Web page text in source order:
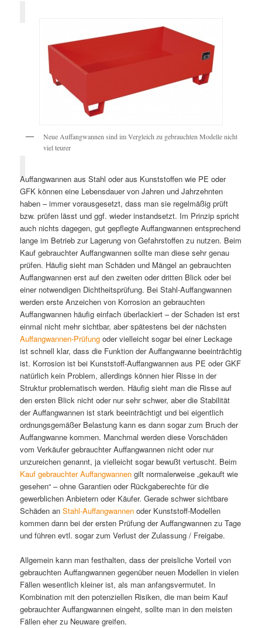
Neue Auffangwannen sind im Vergleich zu gebrauchten Modelle nicht
viel teurer
Auffangwannen aus Stahl oder aus Kunststoffen wie PE oder
GFK können eine Lebensdauer von Jahren und Jahrzehnten
haben – immer vorausgesetzt, dass man sie regelmäßig prüft
bzw. prüfen lässt und ggf. wieder instandsetzt. Im Prinzip spricht
auch nichts dagegen, gut gepflegte Auffangwannen entsprechend
lange im Betrieb zur Lagerung von Gefahrstoffen zu nutzen. Beim
Kauf gebrauchter Auffangwannen sollte man diese sehr genau
prüfen. Häufig sieht man Schäden und Mängel an gebrauchten
Auffangwannen erst auf den zweiten oder dritten Blick oder bei
einer notwendigen Dichtheitsprüfung. Bei Stahl-Auffangwannen
werden erste Anzeichen von Korrosion an gebrauchten
Auffangwannen häufig einfach überlackiert – der Schaden ist erst
einmal nicht mehr sichtbar, aber spätestens bei der nächsten
Auffangwannen-Prüfung oder vielleicht sogar bei einer Leckage
ist schnell klar, dass die Funktion der Auffangwanne beeinträchtig
ist. Korrosion ist bei Kunststoff-Auffangwannen aus PE oder GKF
natürlich kein Problem, allerdings können hier Risse in der
Struktur problematisch werden. Häufig sieht man die Risse auf
den ersten Blick nicht oder nur sehr schwer, aber die Stabilität
der Auffangwannen ist stark beeinträchtigt und bei eigentlich
ordnungsgemäßer Belastung kann es dann sogar zum Bruch der
Auffangwanne kommen. Manchmal werden diese Vorschäden
vom Verkäufer gebrauchter Auffangwannen nicht oder nur
unzureichen genannt, ja vielleicht sogar bewußt vertuscht. Beim
Kauf gebrauchter Auffangwannen gilt normalerweise „gekauft wie
gesehen“ – ohne Garantien oder Rückgaberechte für die
gewerblichen Anbietern oder Käufer. Gerade schwer sichtbare
Schäden anStahl-Auffangwannen oder Kunststoff-Modellen
kommen dann bei der ersten Prüfung der Auffangwannen zu Tage
und führen evtl. sogar zum Verlust der Zulassung / Freigabe.
Allgemein kann man festhalten, dass der preisliche Vorteil von
gebrauchten Auffangwannen gegenüber neuen Modellen in vielen
Fällen wesentlich kleiner ist, als man anfangsvermutet. In
Kombination mit den potenziellen Risiken, die man beim Kauf
gebrauchter Auffangwannen eingeht, sollte man in den meisten
Fällen eher zu Neuware greifen.